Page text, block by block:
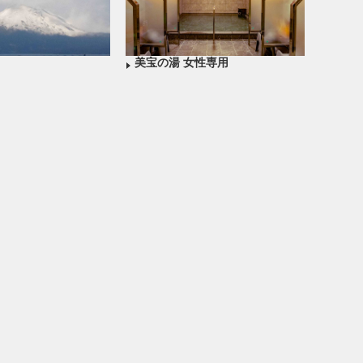
美宝の湯 女性専用